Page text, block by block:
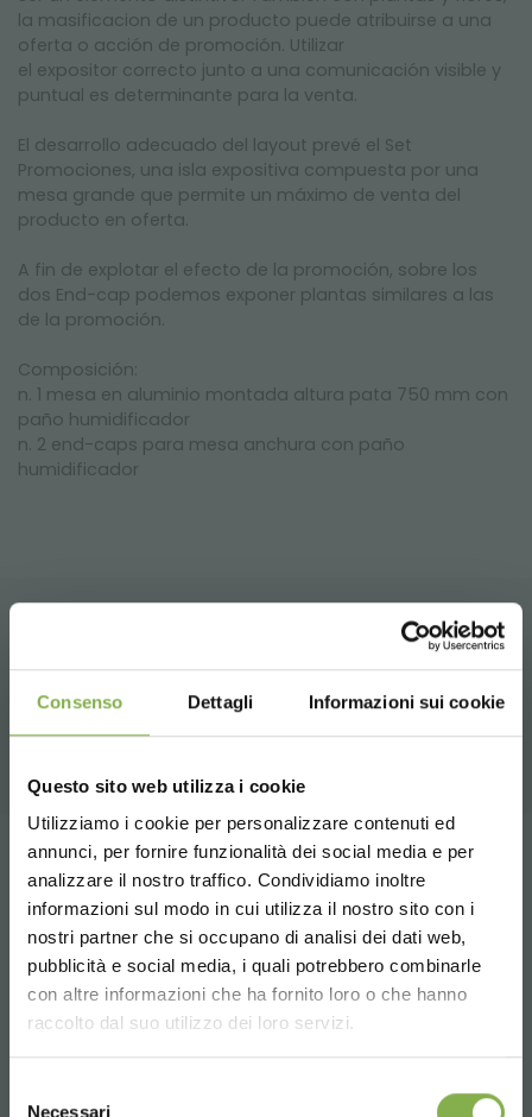
Consenso Dettagli Informazioni sui cookie
Questo sito web utilizza i cookie
Utilizziamo i cookie per personalizzare contenuti ed
annunci, per fornire funzionalità dei social media e per
analizzare il nostro traffico. Condividiamo inoltre
informazioni sul modo in cui utilizza il nostro sito con i
nostri partner che si occupano di analisi dei dati web,
pubblicità e social media, i quali potrebbero combinarle
con altre informazioni che ha fornito loro o che hanno
raccolto dal suo utilizzo dei loro servizi.
Necessari
la masificacion de un producto puede atribuirse a una
oferta o acción de promoción. Utilizar
el expositor correcto junto a una comunicación visible y
puntual es determinante para la venta.
El desarrollo adecuado del layout prevé el Set
Promociones, una isla expositiva compuesta por una
mesa grande que permite un máximo de venta del
producto en oferta.
A fin de explotar el efecto de la promoción, sobre los
dos End-cap podemos exponer plantas similares a las
de la promoción.
Composición:
n. 1 mesa en aluminio montada altura pata 750 mm con
paño humidificador
n. 2 end-caps para mesa anchura con paño
humidificador
PRODUCTOS RELACIONADOS
Una selección de los mejores productos a la
venta en orlandelli.it
Tag: Aluminio Centro de Jardinería
Confección de tiendas Design
Garden Center Identity Madera Mobiliario florista
Muebles Productos para invernáculos
Productos para viveros ...
Choose the country you are in and your
language for a better browsing experience
DESCARGAR
FICHA TÉCNICA